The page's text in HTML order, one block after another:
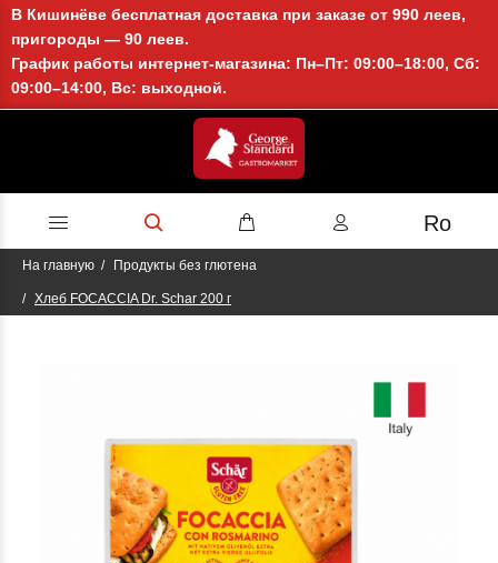
В Кишинёве бесплатная доставка при заказе от 990 леев,
пригороды — 90 леев.
График работы интернет-магазина: Пн–Пт: 09:00–18:00, Сб:
09:00–14:00, Вс: выходной.
Ro
На главную Продукты без глютена
Хлеб FOCACCIA Dr. Schar 200 г